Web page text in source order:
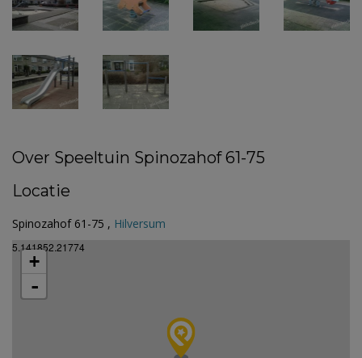
Over Speeltuin Spinozahof 61-75
Locatie
Spinozahof 61-75 , Hilversum
5.141852.21774
+
-